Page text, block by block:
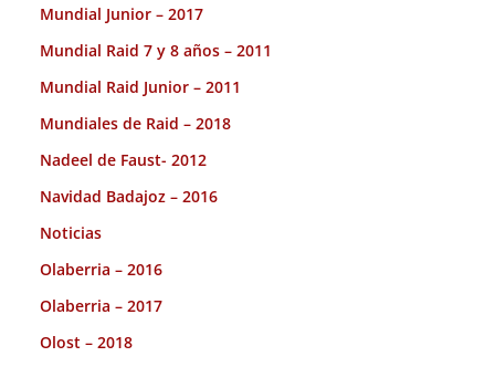
Mundial Junior – 2017
Mundial Raid 7 y 8 años – 2011
Mundial Raid Junior – 2011
Mundiales de Raid – 2018
Nadeel de Faust- 2012
Navidad Badajoz – 2016
Noticias
Olaberria – 2016
Olaberria – 2017
Olost – 2018